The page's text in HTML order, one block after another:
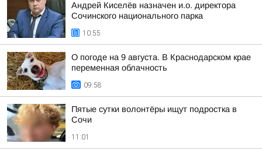
Андрей Киселёв назначен и.о. директора
Сочинского национального парка
10:55
О погоде на 9 августа. В Краснодарском крае
переменная облачность
09:58
Пятые сутки волонтёры ищут подростка в
Сочи
11:01